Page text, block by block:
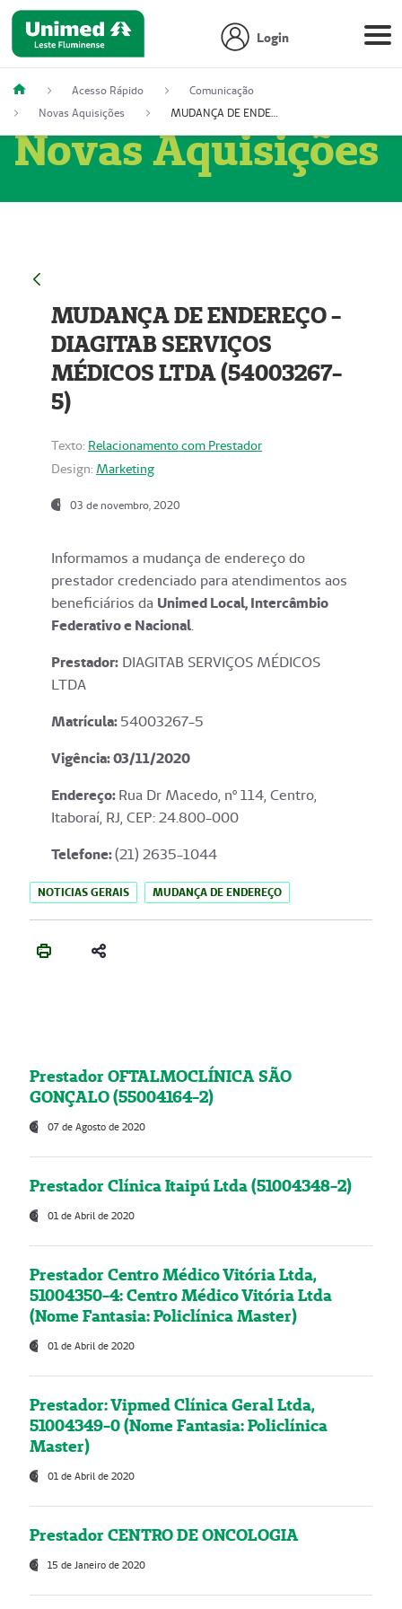
Login
Acesso Rápido
Comunicação
Novas Aquisições
MUDANÇA DE ENDEREÇO - DIAGITAB SERVIÇOS MÉDICOS LTDA (54003267-5)
Novas Aquisições
MUDANÇA DE ENDEREÇO -
DIAGITAB SERVIÇOS
MÉDICOS LTDA (54003267-
5)
Texto: Relacionamento com Prestador
Design: Marketing
03 de novembro, 2020
Informamos a mudança de endereço do
prestador credenciado para atendimentos aos
beneficiários da Unimed Local, Intercâmbio
Federativo e Nacional.
Prestador: DIAGITAB SERVIÇOS MÉDICOS
LTDA
Matrícula:54003267-5
Vigência: 03/11/2020
Endereço:Rua Dr Macedo, nº 114, Centro,
Itaboraí, RJ, CEP: 24.800-000
Telefone:(21) 2635-1044
NOTICIAS GERAIS MUDANÇA DE ENDEREÇO
Prestador OFTALMOCLÍNICA SÃO
GONÇALO (55004164-2)
07 de Agosto de 2020
Prestador Clínica Itaipú Ltda (51004348-2)
01 de Abril de 2020
Prestador Centro Médico Vitória Ltda,
51004350-4: Centro Médico Vitória Ltda
(Nome Fantasia: Policlínica Master)
01 de Abril de 2020
Prestador: Vipmed Clínica Geral Ltda,
51004349-0 (Nome Fantasia: Policlínica
Master)
01 de Abril de 2020
Prestador CENTRO DE ONCOLOGIA
15 de Janeiro de 2020